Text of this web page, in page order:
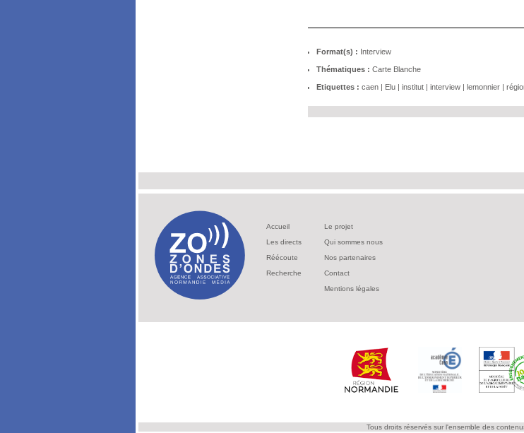
Format(s) : Interview
Thématiques : Carte Blanche
Etiquettes : caen | Elu | institut | interview | lemonnier |
Accueil
Les directs
Réécoute
Recherche
Le projet
Qui sommes nous
Nos partenaires
Contact
Mentions légales
Tous droits réservés sur l'ensemble des